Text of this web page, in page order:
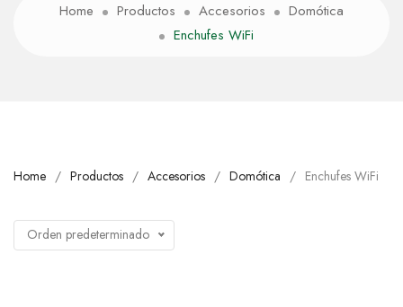
Home Productos Accesorios
Domótica
Enchufes WiFi
Home Productos Accesorios Domótica Enchufes WiFi
Orden predeterminado